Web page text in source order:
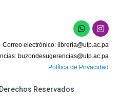
W
h
a
t
s
a
p
I
n
s
t
a
g
r
Correo electrónico: libreria@utp.ac.pa
buzondesugerencias@utp.ac.pa
Política de Privacidad
Reservados